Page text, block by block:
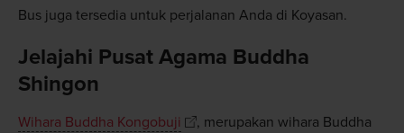
Bus juga tersedia untuk perjalanan Anda di Koyasan.
Jelajahi Pusat Agama Buddha
Shingon
Wihara Buddha Kongobuji
, merupakan wihara Buddha